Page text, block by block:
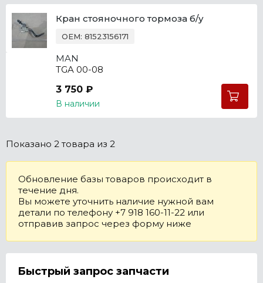
Кран стояночного тормоза б/у
OEM: 81523156171
MAN
TGA 00-08
3 750 ₽
В наличии
Показано 2 товара из 2
Обновление базы товаров происходит в
течение дня.
Вы можете уточнить наличие нужной вам
детали по телефону +7 918 160-11-22 или
отправив запрос через форму ниже
Быстрый запрос запчасти